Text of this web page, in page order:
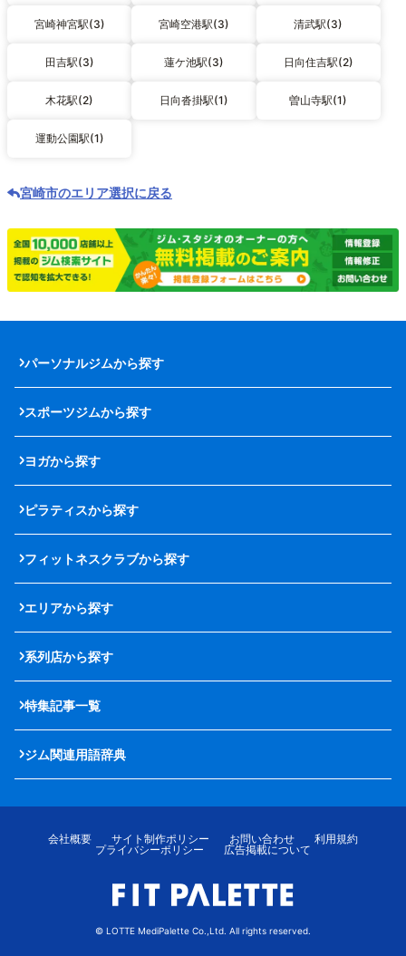
宮崎神宮駅(3) 宮崎空港駅(3) 清武駅(3)
田吉駅(3) 蓮ケ池駅(3) 日向住吉駅(2)
木花駅(2) 日向沓掛駅(1) 曽山寺駅(1)
運動公園駅(1)
宮崎市のエリア選択に戻る
パーソナルジムから探す
スポーツジムから探す
ヨガから探す
ピラティスから探す
フィットネスクラブから探す
エリアから探す
系列店から探す
特集記事一覧
ジム関連用語辞典
会社概要 サイト制作ポリシー お問い合わせ
利用規約
プライバシーポリシー
広告掲載について
© LOTTE MediPalette Co.,Ltd. All rights reserved.